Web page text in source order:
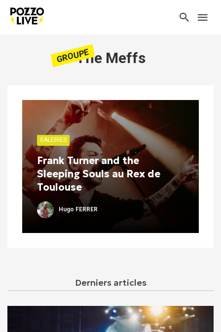
GROUPEThe Meffs
GALERIES
Frank Turner and the
Sleeping Souls au Rex de
Toulouse
Hugo FERRER
Derniers articles